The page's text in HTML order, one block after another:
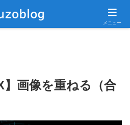
告が含まれています
】画像を重ねる（合
メニュー